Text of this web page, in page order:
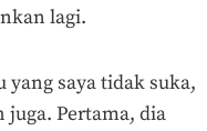
lagi.
yang saya tidak suka,
Pertama, dia